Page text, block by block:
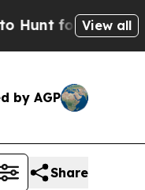
for View all
by AGP
Share